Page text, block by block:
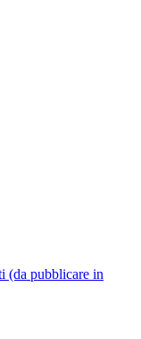
(da pubblicare in